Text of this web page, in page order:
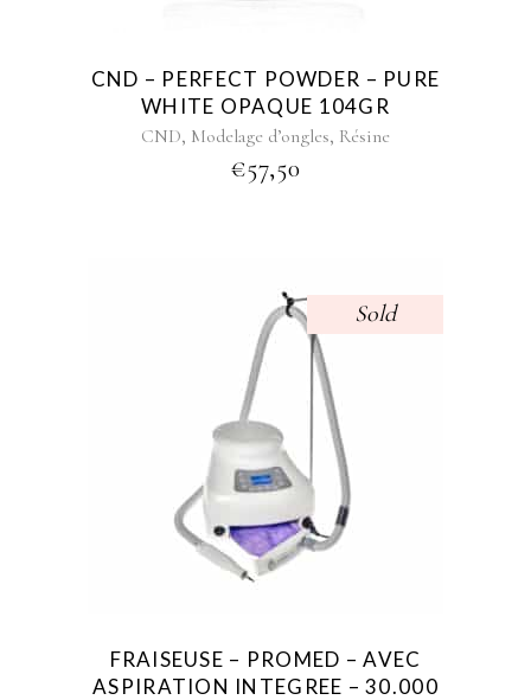
CND – PERFECT POWDER – PURE
WHITE OPAQUE 104GR
CND, Modelage d’ongles, Résine
€57,50
Sold
FRAISEUSE – PROMED – AVEC
ASPIRATION INTEGREE – 30.000